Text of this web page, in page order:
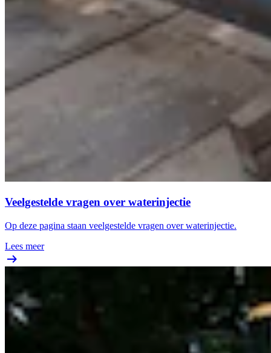
Veelgestelde vragen over waterinjectie
Op deze pagina staan veelgestelde vragen over waterinjectie.
Lees meer